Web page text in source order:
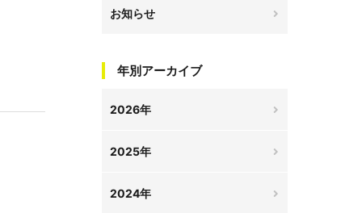
お知らせ
年別アーカイブ
2026年
2025年
2024年